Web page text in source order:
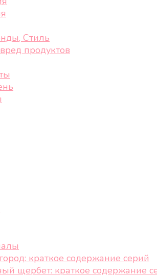
Стиль
продуктов
краткое содержание серий
щербет: краткое содержание